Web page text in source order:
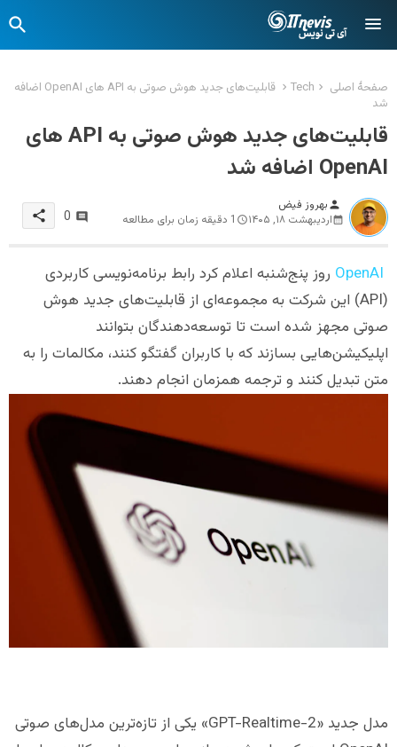
صفحهٔ اصلی Tech
قابلیت‌های جدید هوش صوتی به API های OpenAI اضافه
شد
قابلیت‌های جدید هوش صوتی به API های
OpenAI اضافه شد
person بهروز فیض
اردیبهشت ۱۸, ۱۴۰۵
1 دقیقه زمان برای مطالعه 0
share
OpenAI روز پنج‌شنبه اعلام کرد رابط برنامه‌نویسی کاربردی
(API) این شرکت به مجموعه‌ای از قابلیت‌های جدید هوش
صوتی مجهز شده است تا توسعه‌دهندگان بتوانند
اپلیکیشن‌هایی بسازند که با کاربران گفتگو کنند، مکالمات را به
متن تبدیل کنند و ترجمه همزمان انجام دهند.
مدل جدید «GPT-Realtime-2» یکی از تازه‌ترین مدل‌های صوتی